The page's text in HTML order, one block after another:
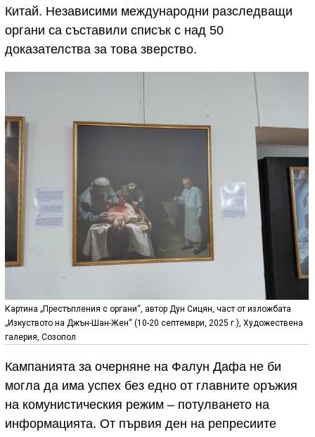
Китай. Независими международни разследващи
органи са съставили списък с над 50
доказателства за това зверство.
Картина „Престъпления с органи“, автор Дун Сицян, част от изложбата
„Изкуството на Джън-Шан-Жен“ (10-20 септември, 2025 г.), Художествена
галерия, Созопол
Кампанията за очерняне на Фалун Дафа не би
могла да има успех без едно от главните оръжия
на комунистическия режим – потулването на
информацията. От първия ден на репресиите